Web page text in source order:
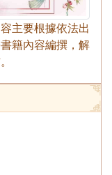
主要根據依法出
籍內容編撰，解